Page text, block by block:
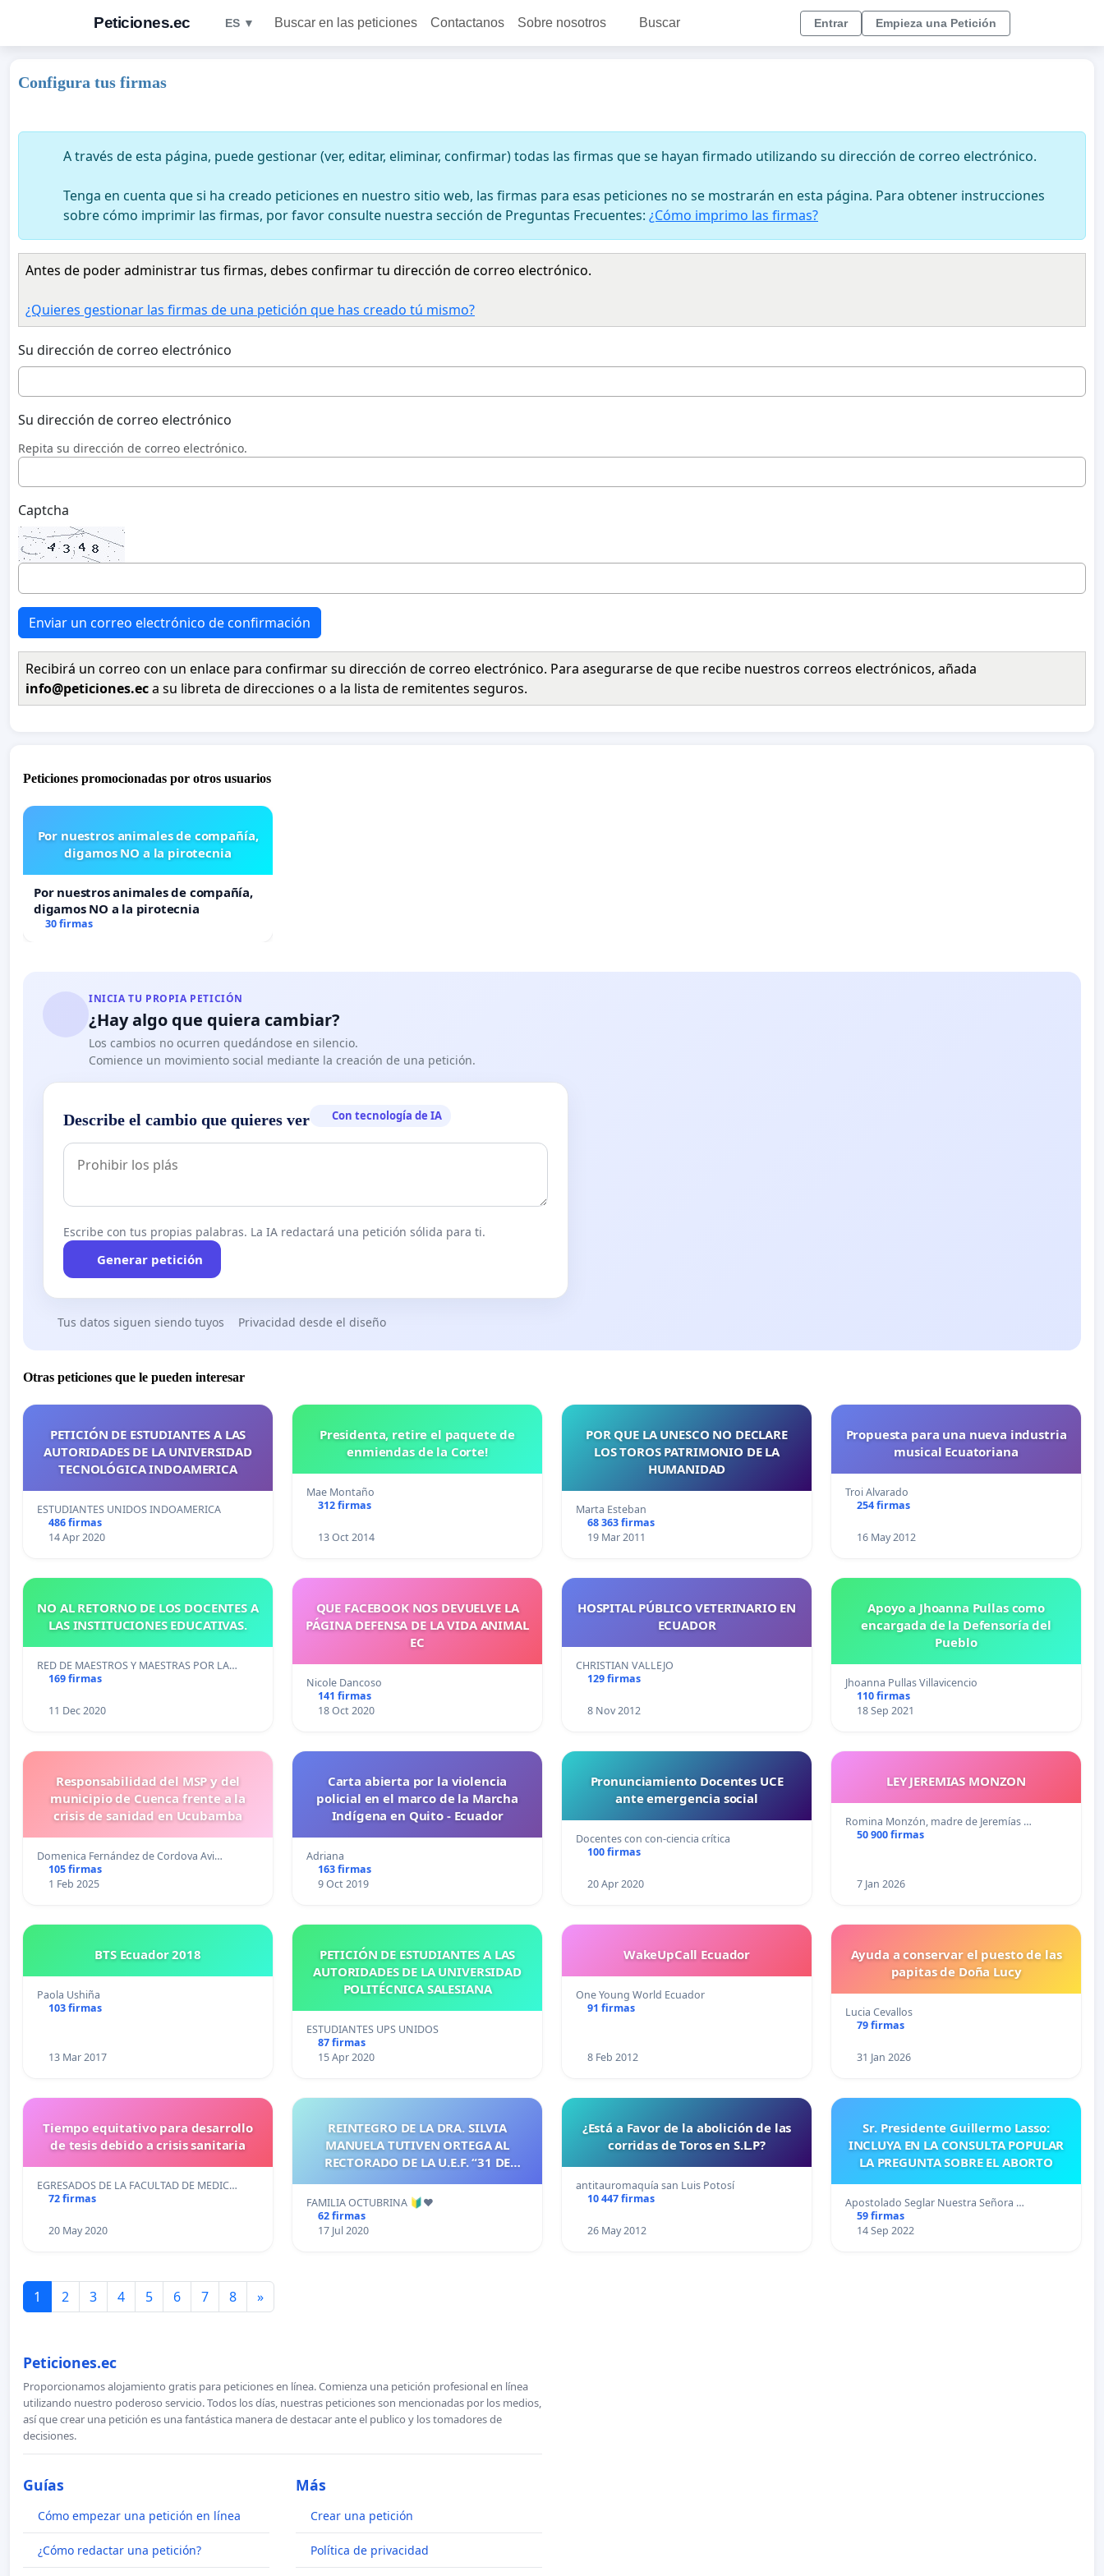
Peticiones.ec ES ▼ Buscar en las peticiones Contactanos Sobre nosotros Buscar Entrar Empieza una Petición
Configura tus firmas
A través de esta página, puede gestionar (ver, editar, eliminar, confirmar) todas las firmas que se hayan firmado utilizando su dirección de correo electrónico.
Tenga en cuenta que si ha creado peticiones en nuestro sitio web, las firmas para esas peticiones no se mostrarán en esta página. Para obtener instrucciones
sobre cómo imprimir las firmas, por favor consulte nuestra sección de Preguntas Frecuentes: ¿Cómo imprimo las firmas?
Antes de poder administrar tus firmas, debes confirmar tu dirección de correo electrónico.
¿Quieres gestionar las firmas de una petición que has creado tú mismo?
Su dirección de correo electrónico
Su dirección de correo electrónico
Repita su dirección de correo electrónico.
Captcha
Enviar un correo electrónico de confirmación
Recibirá un correo con un enlace para confirmar su dirección de correo electrónico. Para asegurarse de que recibe nuestros correos electrónicos, añada
info@peticiones.eca su libreta de direcciones o a la lista de remitentes seguros.
Peticiones promocionadas por otros usuarios
Por nuestros animales de compañía,
digamos NO a la pirotecnia
Por nuestros animales de compañía,
digamos NO a la pirotecnia
30 firmas
INICIA TU PROPIA PETICIÓN
¿Hay algo que quiera cambiar?
Los cambios no ocurren quedándose en silencio.
Comience un movimiento social mediante la creación de una petición.
Describe el cambio que quieres ver Con tecnología de IA
Escribe con tus propias palabras. La IA redactará una petición sólida para ti.
Generar petición
Tus datos siguen siendo tuyos Privacidad desde el diseño
Otras peticiones que le pueden interesar
PETICIÓN DE ESTUDIANTES A LAS
AUTORIDADES DE LA UNIVERSIDAD
TECNOLÓGICA INDOAMERICA
ESTUDIANTES UNIDOS INDOAMERICA
486 firmas
14 Apr 2020
Presidenta, retire el paquete de
enmiendas de la Corte!
Mae Montaño
312 firmas
13 Oct 2014
POR QUE LA UNESCO NO DECLARE
LOS TOROS PATRIMONIO DE LA
HUMANIDAD
Marta Esteban
68 363 firmas
19 Mar 2011
Propuesta para una nueva industria
musical Ecuatoriana
Troi Alvarado
254 firmas
16 May 2012
NO AL RETORNO DE LOS DOCENTES A
LAS INSTITUCIONES EDUCATIVAS.
RED DE MAESTROS Y MAESTRAS POR LA…
169 firmas
11 Dec 2020
QUE FACEBOOK NOS DEVUELVE LA
PÁGINA DEFENSA DE LA VIDA ANIMAL
EC
Nicole Dancoso
141 firmas
18 Oct 2020
HOSPITAL PÚBLICO VETERINARIO EN
ECUADOR
CHRISTIAN VALLEJO
129 firmas
8 Nov 2012
Apoyo a Jhoanna Pullas como
encargada de la Defensoría del
Pueblo
Jhoanna Pullas Villavicencio
110 firmas
18 Sep 2021
Responsabilidad del MSP y del
municipio de Cuenca frente a la
crisis de sanidad en Ucubamba
Domenica Fernández de Cordova Avi…
105 firmas
1 Feb 2025
Carta abierta por la violencia
policial en el marco de la Marcha
Indígena en Quito - Ecuador
Adriana
163 firmas
9 Oct 2019
Pronunciamiento Docentes UCE
ante emergencia social
Docentes con con-ciencia crítica
100 firmas
20 Apr 2020
LEY JEREMIAS MONZON
Romina Monzón, madre de Jeremías …
50 900 firmas
7 Jan 2026
BTS Ecuador 2018
Paola Ushiña
103 firmas
13 Mar 2017
PETICIÓN DE ESTUDIANTES A LAS
AUTORIDADES DE LA UNIVERSIDAD
POLITÉCNICA SALESIANA
ESTUDIANTES UPS UNIDOS
87 firmas
15 Apr 2020
WakeUpCall Ecuador
One Young World Ecuador
91 firmas
8 Feb 2012
Ayuda a conservar el puesto de las
papitas de Doña Lucy
Lucia Cevallos
79 firmas
31 Jan 2026
Tiempo equitativo para desarrollo
de tesis debido a crisis sanitaria
EGRESADOS DE LA FACULTAD DE MEDIC…
72 firmas
20 May 2020
REINTEGRO DE LA DRA. SILVIA
MANUELA TUTIVEN ORTEGA AL
RECTORADO DE LA U.E.F. “31 DE
FAMILIA OCTUBRINA 🔰❤️
62 firmas
17 Jul 2020
¿Está a Favor de la abolición de las
corridas de Toros en S.L.P?
antitauromaquía san Luis Potosí
10 447 firmas
26 May 2012
Sr. Presidente Guillermo Lasso:
INCLUYA EN LA CONSULTA POPULAR
LA PREGUNTA SOBRE EL ABORTO
Apostolado Seglar Nuestra Señora …
59 firmas
14 Sep 2022
1 2 3 4 5 6 7 8 »
Peticiones.ec
Proporcionamos alojamiento gratis para peticiones en línea. Comienza una petición profesional en línea
utilizando nuestro poderoso servicio. Todos los días, nuestras peticiones son mencionadas por los medios,
así que crear una petición es una fantástica manera de destacar ante el publico y los tomadores de
decisiones.
Guías
Cómo empezar una petición en línea
¿Cómo redactar una petición?
Más
Crear una petición
Política de privacidad